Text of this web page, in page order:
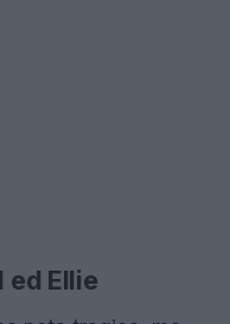
ed Ellie